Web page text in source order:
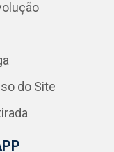
do Site